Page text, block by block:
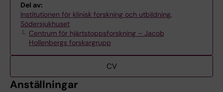
Del av:
Institutionen för klinisk forskning och utbildning,
Södersjukhuset
Centrum för hjärtstoppsforskning – Jacob
Hollenbergs forskargrupp
CV
Anställningar